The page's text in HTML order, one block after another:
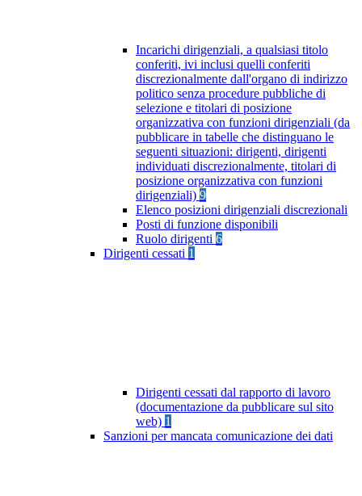
Incarichi dirigenziali, a qualsiasi titolo
conferiti, ivi inclusi quelli conferiti
discrezionalmente dall'organo di indirizzo
politico senza procedure pubbliche di
selezione e titolari di posizione
organizzativa con funzioni dirigenziali (da
pubblicare in tabelle che distinguano le
seguenti situazioni: dirigenti, dirigenti
individuati discrezionalmente, titolari di
posizione organizzativa con funzioni
dirigenziali) 9
Elenco posizioni dirigenziali discrezionali
Posti di funzione disponibili
Ruolo dirigenti 6
Dirigenti cessati 1
Dirigenti cessati dal rapporto di lavoro
(documentazione da pubblicare sul sito
web) 1
Sanzioni per mancata comunicazione dei dati